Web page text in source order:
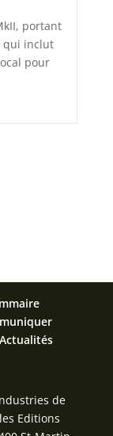
portant
qui inclut
pour
Actualités
de
Editions